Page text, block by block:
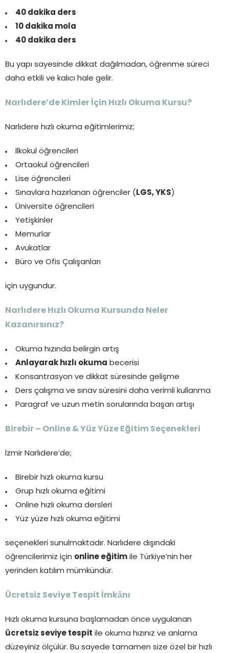
40 dakika ders
10 dakika mola
40 dakika ders
Bu yapı sayesinde dikkat dağılmadan, öğrenme süreci
daha etkili ve kalıcı hale gelir.
Narlıdere’de Kimler İçin Hızlı Okuma Kursu?
Narlıdere hızlı okuma eğitimlerimiz;
İlkokul öğrencileri
Ortaokul öğrencileri
Lise öğrencileri
Sınavlara hazırlanan öğrenciler ( LGS, YKS )
Üniversite öğrencileri
Yetişkinler
Memurlar
Avukatlar
Büro ve Ofis Çalışanları
için uygundur.
Narlıdere Hızlı Okuma Kursunda Neler
Kazanırsınız?
Okuma hızında belirgin artış
Anlayarak hızlı okuma becerisi
Konsantrasyon ve dikkat süresinde gelişme
Ders çalışma ve sınav süresini daha verimli kullanma
Paragraf ve uzun metin sorularında başarı artışı
Birebir – Online & Yüz Yüze Eğitim Seçenekleri
İzmir Narlıdere’de;
Birebir hızlı okuma kursu
Grup hızlı okuma eğitimi
Online hızlı okuma dersleri
Yüz yüze hızlı okuma eğitimi
seçenekleri sunulmaktadır. Narlıdere dışındaki
öğrencilerimiz için online eğitim ile Türkiye’nin her
yerinden katılım mümkündür.
Ücretsiz Seviye Tespit İmkânı
Hızlı okuma kursuna başlamadan önce uygulanan
ücretsiz seviye tespit ile okuma hızınız ve anlama
düzeyiniz ölçülür. Bu sayede tamamen size özel bir hızlı